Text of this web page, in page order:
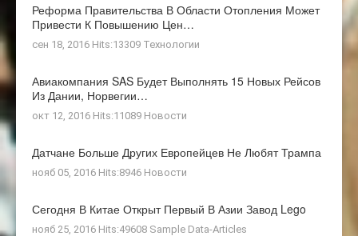
Реформа Правительства В Области Отопления Может
Привести К Повышению Цен…
сен 18, 2016 Hits:13309 Технологии
Авиакомпания SAS Будет Выполнять 15 Новых Рейсов
Из Дании, Норвегии…
окт 12, 2016 Hits:11089 Новости
Датчане Больше Других Европейцев Не Любят Трампа
нояб 05, 2016 Hits:8946 Новости
Сегодня В Китае Открыт Первый В Азии Завод Lego
нояб 25, 2016 Hits:49608 Sample Data-Articles